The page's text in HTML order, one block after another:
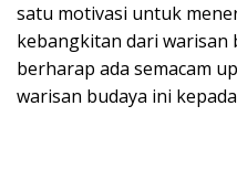
satu motivasi untuk
kebangkitan dari warisan
berharap ada semacam
warisan budaya ini